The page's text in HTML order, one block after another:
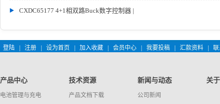
CXDC65177 4+1相双路Buck数字控制器 |
登陆 注册 设为首页 加入收藏 会员中心 我要投稿 汇款资料
产品中心
电池管理与充电
技术资源
产品文档下载
新闻与动态
公司新闻
关